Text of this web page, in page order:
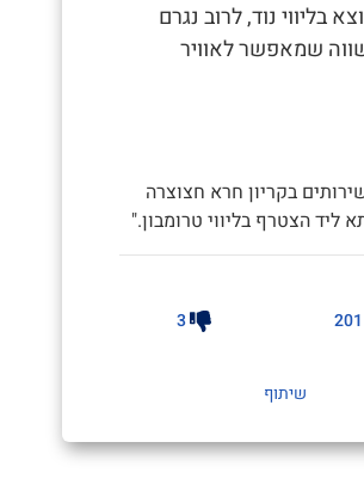
בליווי נוד, לרוב נגרם
שמאפשר לאוויר
בקריון חרא חצוצרה
ליד הצטרף בליווי טרומבון."
201
3
שיתוף